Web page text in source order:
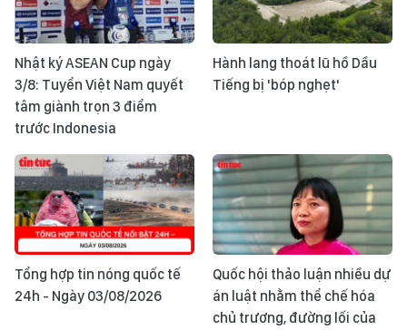
Nhật ký ASEAN Cup ngày
3/8: Tuyển Việt Nam quyết
tâm giành trọn 3 điểm
trước Indonesia
Hành lang thoát lũ hồ Dầu
Tiếng bị 'bóp nghẹt'
Tổng hợp tin nóng quốc tế
24h - Ngày 03/08/2026
Quốc hội thảo luận nhiều dự
án luật nhằm thể chế hóa
chủ trương, đường lối của